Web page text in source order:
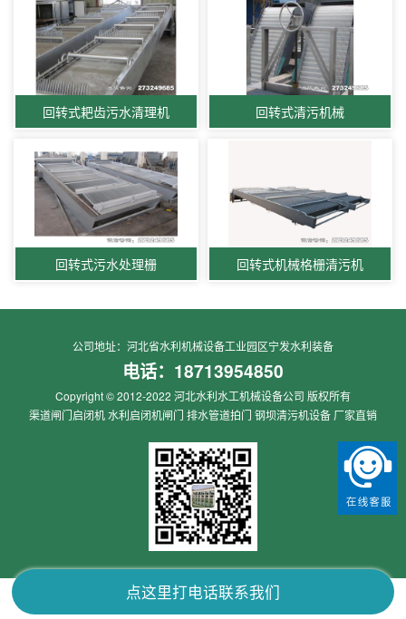
回转式耙齿污水清理机 回转式清污机械
回转式污水处理栅 回转式机械格栅清污机
公司地址：河北省水利机械设备工业园区宁发水利装备
电话： 18713954850
Copyright © 2012-2022 河北水利水工机械设备公司 版权所有
渠道闸门启闭机 水利启闭机闸门 排水管道拍门 钢坝清污机设备 厂家直销
点这里打电话联系我们